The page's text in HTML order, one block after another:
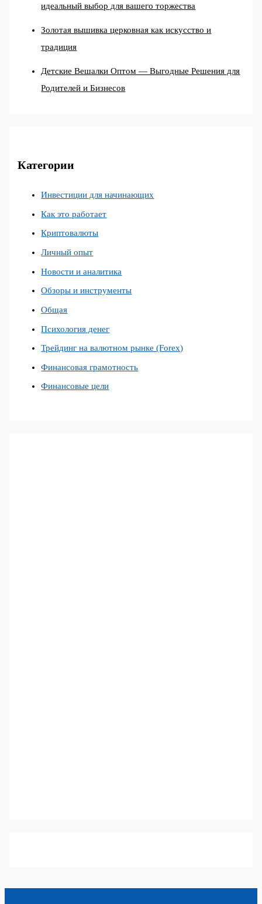
идеальный выбор для вашего торжества
Золотая вышивка церковная как искусство и
традиция
Детские Вешалки Оптом — Выгодные Решения для
Родителей и Бизнесов
Категории
Инвестиции для начинающих
Как это работает
Криптовалюты
Личный опыт
Новости и аналитика
Обзоры и инструменты
Общая
Психология денег
Трейдинг на валютном рынке (Forex)
Финансовая грамотность
Финансовые цели